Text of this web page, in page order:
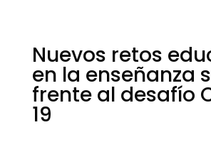
Nuevos retos
en la enseñanza
frente al desafío
19